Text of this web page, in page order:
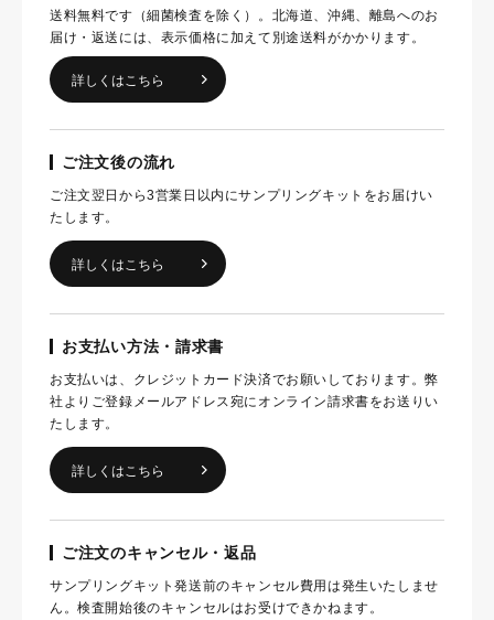
送料無料です（細菌検査を除く）。北海道、沖縄、離島へのお
届け・返送には、表示価格に加えて別途送料がかかります。
詳しくはこちら
ご注文後の流れ
ご注文翌日から3営業日以内にサンプリングキットをお届けい
たします。
詳しくはこちら
お支払い方法・請求書
お支払いは、クレジットカード決済でお願いしております。弊
社よりご登録メールアドレス宛にオンライン請求書をお送りい
たします。
詳しくはこちら
ご注文のキャンセル・返品
サンプリングキット発送前のキャンセル費用は発生いたしませ
ん。検査開始後のキャンセルはお受けできかねます。